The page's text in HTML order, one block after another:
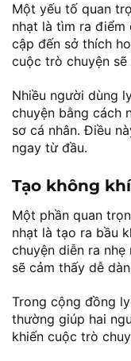
Một yếu tố quan
nhạt là tìm ra điểm
cập đến sở thích
cuộc trò chuyện
Nhiều người dùng
chuyện bằng cách
sơ cá nhân. Điều
ngay từ đầu.
Tạo không
Một phần quan
nhạt là tạo ra bầu
chuyện diễn ra
sẽ cảm thấy dễ
Trong cộng đồng
thường giúp hai
khiến cuộc trò